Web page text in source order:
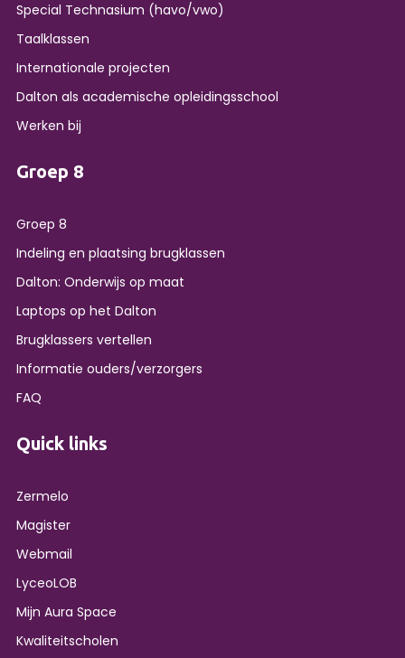
Special Technasium (havo/vwo)
Taalklassen
Internationale projecten
Dalton als academische opleidingsschool
Werken bij
Groep 8
Groep 8
Indeling en plaatsing brugklassen
Dalton: Onderwijs op maat
Laptops op het Dalton
Brugklassers vertellen
Informatie ouders/verzorgers
FAQ
Quick links
Zermelo
Magister
Webmail
LyceoLOB
Mijn Aura Space
Kwaliteitscholen